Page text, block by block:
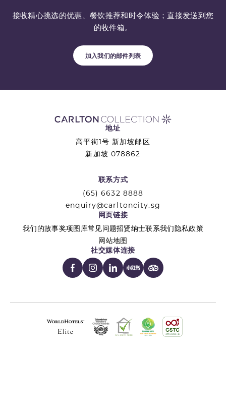
接收精心挑选的优惠、餐饮推荐和时令体验；直接发送到您
的收件箱。
加入我们的邮件列表
地址
高平街1号 新加坡邮区
新加坡 078862
联系方式
(65) 6632 8888
enquiry@carltoncity.sg
网页链接
我们的故事奖项图库常见问题招贤纳士联系我们隐私政策
网站地图
社交媒体连接